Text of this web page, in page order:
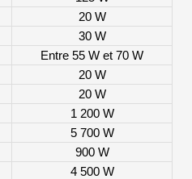
20 W
30 W
Entre 55 W et 70 W
20 W
20 W
1 200 W
5 700 W
900 W
4 500 W